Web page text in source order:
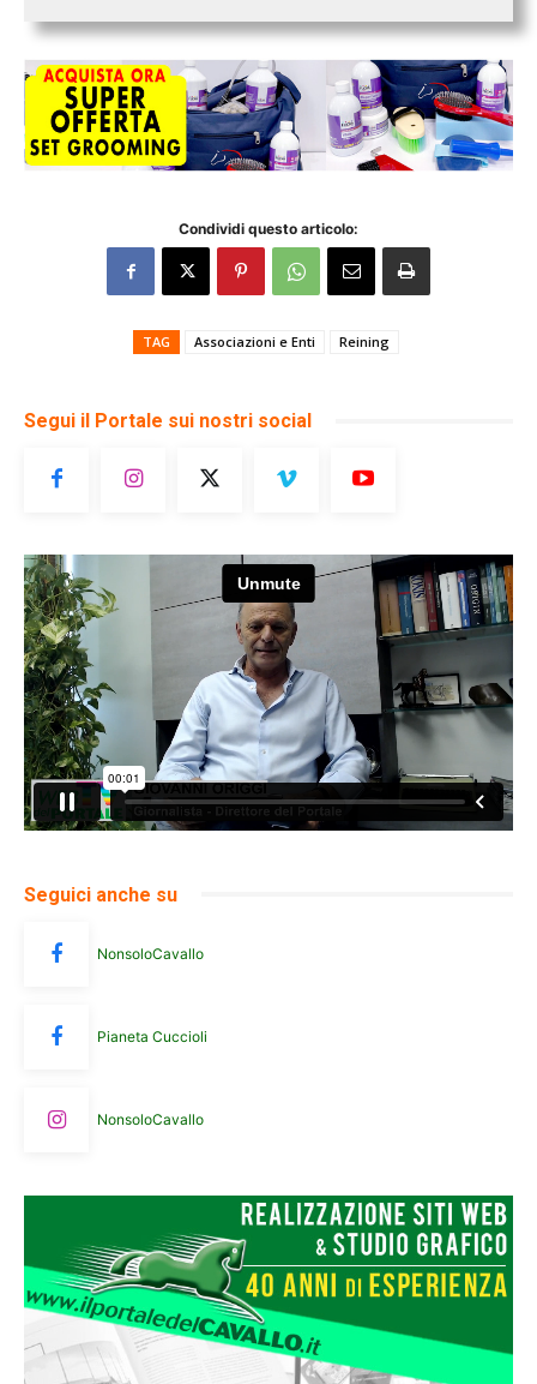
Condividi questo articolo:
TAG Associazioni e Enti Reining
Segui il Portale sui nostri social
Seguici anche su
NonsoloCavallo
Pianeta Cuccioli
NonsoloCavallo